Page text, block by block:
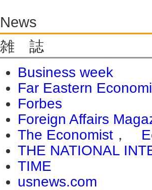
News
雑 誌
Business week
Far Eastern
Forbes
Foreign Affairs
The Economist ，
THE NATIONAL
TIME
usnews.com